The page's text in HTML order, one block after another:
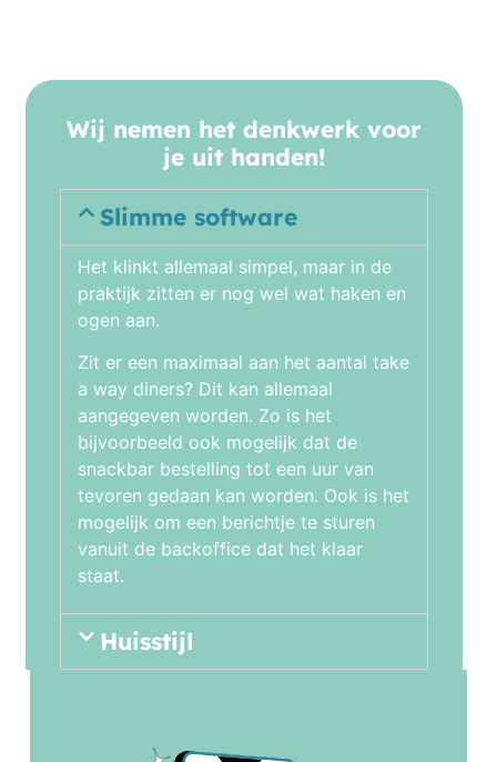
Wij nemen het denkwerk voor
je uit handen!
Slimme software
Het klinkt allemaal simpel, maar in de
praktijk zitten er nog wel wat haken en
ogen aan.
Zit er een maximaal aan het aantal take
a way diners? Dit kan allemaal
aangegeven worden. Zo is het
bijvoorbeeld ook mogelijk dat de
snackbar bestelling tot een uur van
tevoren gedaan kan worden. Ook is het
mogelijk om een berichtje te sturen
vanuit de backoffice dat het klaar
staat.
Huisstijl